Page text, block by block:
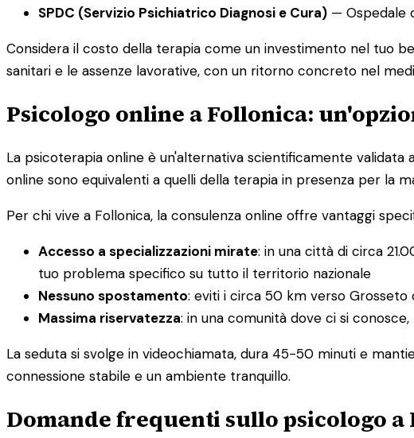
SPDC (Servizio Psichiatrico Diagnosi e Cura) — Ospedale
Considera il costo della terapia come un investimento nel tuo
sanitari e le assenze lavorative, con un ritorno concreto nel
Psicologo online a Follonica:
La psicoterapia online è un'alternativa scientificamente
online sono equivalenti a quelli della terapia in presenza per la
Per chi vive a Follonica, la consulenza online offre vantaggi
Accesso a specializzazioni mirate: in una città di circa
tuo problema specifico su tutto il territorio nazionale
Nessuno spostamento: eviti i circa 50 km verso
Massima riservatezza: in una comunità dove ci si
La seduta si svolge in videochiamata, dura 45-50 minuti e
connessione stabile e un ambiente tranquillo.
Domande frequenti sullo psicologo a